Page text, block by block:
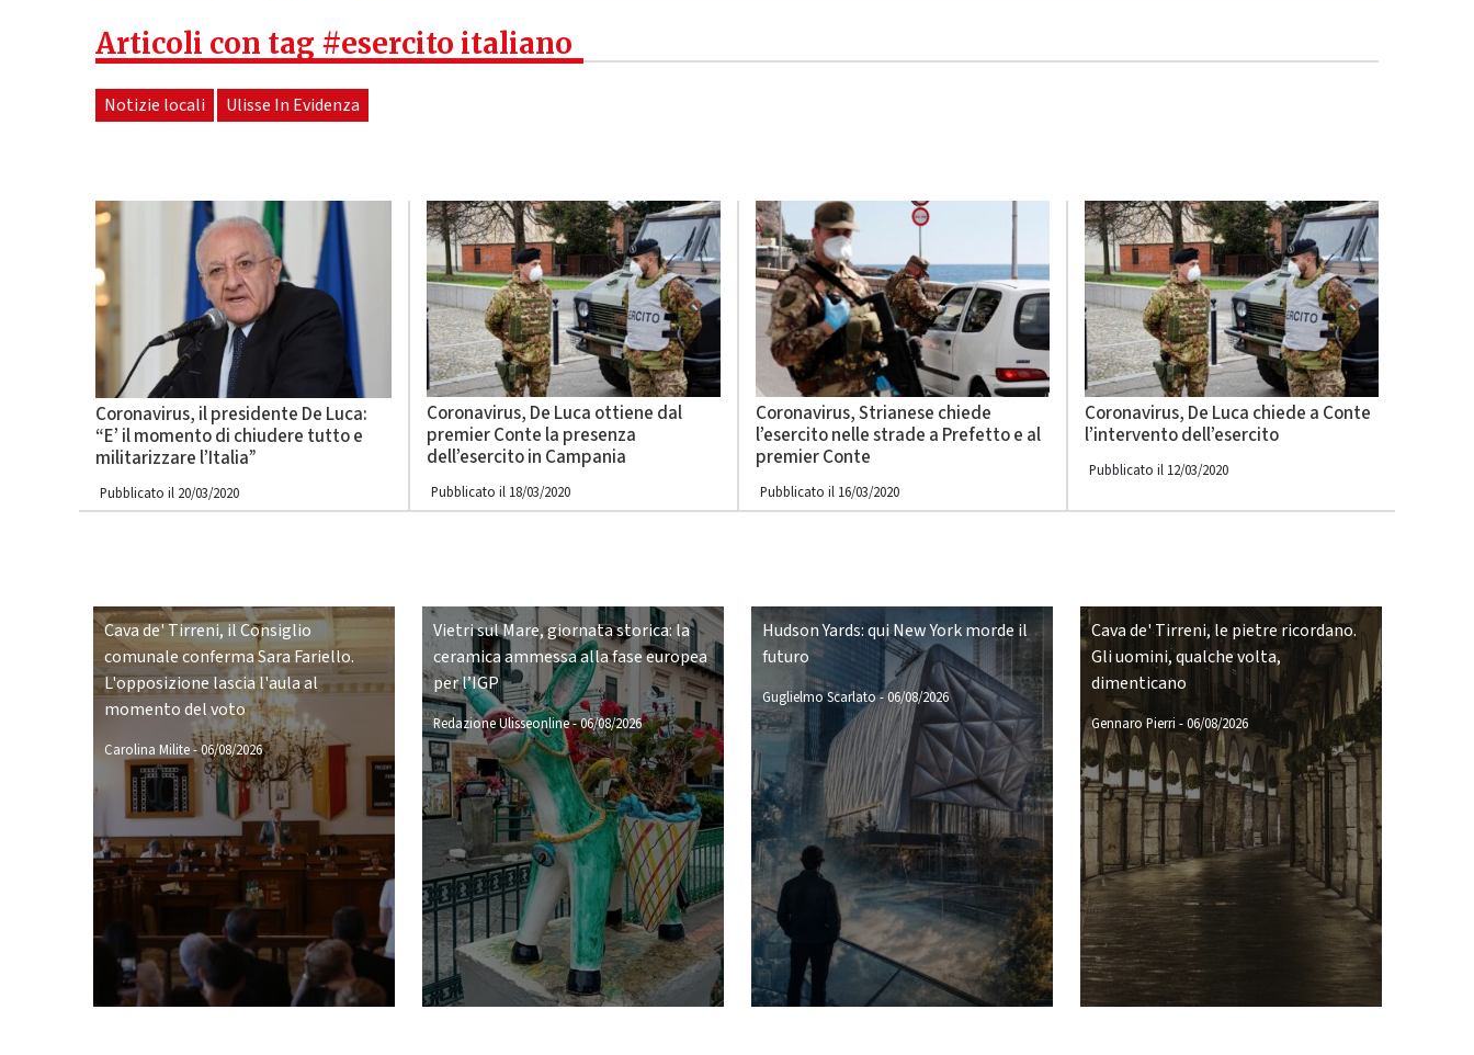
Articoli con tag #esercito italiano
Notizie locali Ulisse In Evidenza
Coronavirus, il presidente De Luca:
“E’ il momento di chiudere tutto e
militarizzare l’Italia”
Pubblicato il 20/03/2020
Coronavirus, De Luca ottiene dal
premier Conte la presenza
dell’esercito in Campania
Pubblicato il 18/03/2020
Coronavirus, Strianese chiede
l’esercito nelle strade a Prefetto e al
premier Conte
Pubblicato il 16/03/2020
Coronavirus, De Luca chiede a Conte
l’intervento dell’esercito
Pubblicato il 12/03/2020
Cava de' Tirreni, il Consiglio
comunale conferma Sara Fariello.
L'opposizione lascia l'aula al
momento del voto
Carolina Milite-06/08/2026
Vietri sul Mare, giornata storica: la
ceramica ammessa alla fase europea
per l’IGP
Redazione Ulisseonline-06/08/2026
Hudson Yards: qui New York morde il
futuro
Guglielmo Scarlato-06/08/2026
Cava de' Tirreni, le pietre ricordano.
Gli uomini, qualche volta,
dimenticano
Gennaro Pierri -06/08/2026